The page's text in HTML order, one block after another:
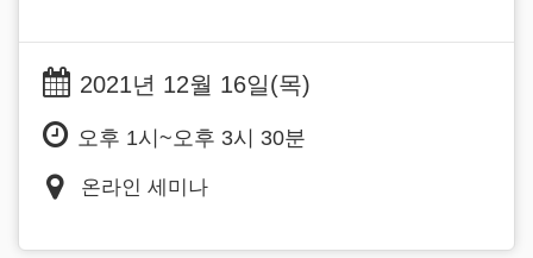
2021년 12월 16일(목)
오후 1시~오후 3시 30분
온라인 세미나